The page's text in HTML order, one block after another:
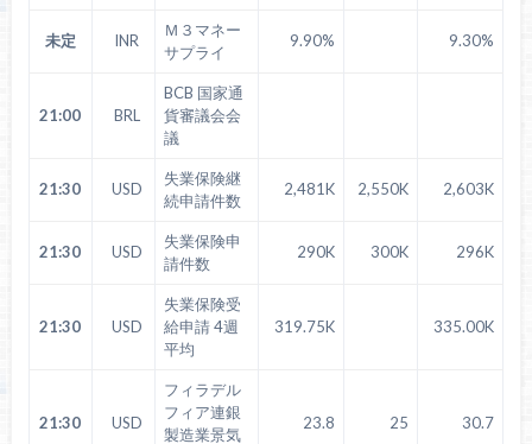
未定 INR
Ｍ３マネー
サプライ
9.90% 9.30%
21:00 BRL
BCB 国家通
貨審議会会
議
21:30 USD
失業保険継
続申請件数
2,481K 2,550K 2,603K
21:30 USD
失業保険申
請件数
290K 300K 296K
21:30 USD
失業保険受
給申請 4週
平均
319.75K 335.00K
21:30 USD
フィラデル
フィア連銀
製造業景気
23.8 25 30.7